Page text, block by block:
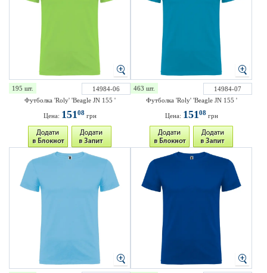
195 шт.
14984-06
Футболка 'Roly' 'Beagle JN 155 '
Цена: 15108грн
463 шт.
14984-07
Футболка 'Roly' 'Beagle JN 155 '
Цена: 15108грн